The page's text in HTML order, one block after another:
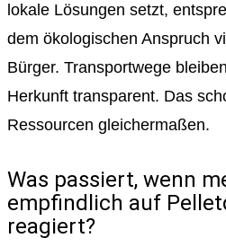
lokale Lösungen setzt,
dem ökologischen Anspruch
Bürger. Transportwege
Herkunft transparent. Das
Ressourcen gleichermaßen.
Was passiert, wenn
empfindlich auf
reagiert?